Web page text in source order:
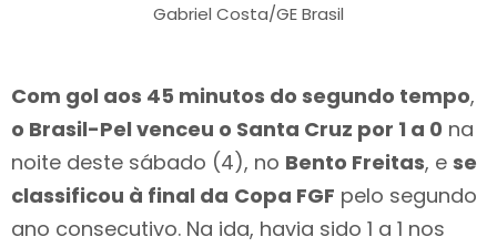
Gabriel Costa/GE Brasil
Com gol aos 45 minutos do segundo tempo,
o Brasil-Pel venceu o Santa Cruz por 1 a 0 na
noite deste sábado (4), no Bento Freitas, e se
classificou à final da Copa FGF pelo segundo
ano consecutivo. Na ida, havia sido 1 a 1 nos